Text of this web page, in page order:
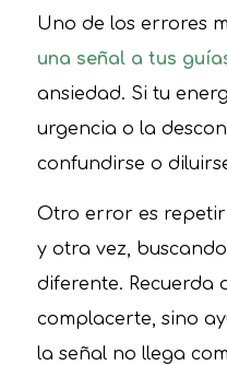
Uno de los errores
una señal a tus
ansiedad. Si tu
urgencia o la
confundirse o
Otro error es
y otra vez,
diferente. Recuerda
complacerte, sino
la señal no llega